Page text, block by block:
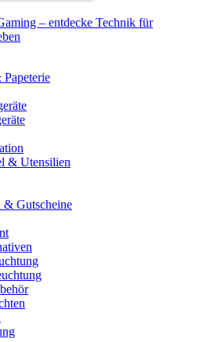
– entdecke Technik für
& Utensilien
& Gutscheine